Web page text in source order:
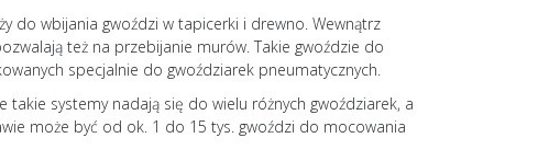
do wbijania gwoździ w tapicerki i drewno. Wewnątrz
też na przebijanie murów. Takie gwoździe do
specjalnie do gwoździarek pneumatycznych.
systemy nadają się do wielu różnych gwoździarek, a
może być od ok. 1 do 15 tys. gwoździ do mocowania